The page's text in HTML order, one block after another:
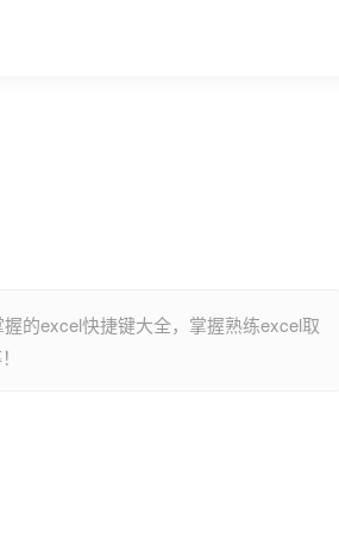
的excel快捷键大全，掌握熟练excel取